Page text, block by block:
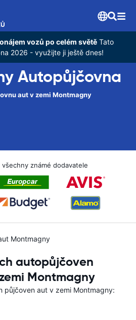
vozů po celém světě Tato
2026 - využijte ji ještě dnes!
Autopůjčovna
aut v zemi Montmagny
všechny známé dodavatele
Montmagny
autopůjčoven
Montmagny
půjčoven aut v zemi Montmagny: